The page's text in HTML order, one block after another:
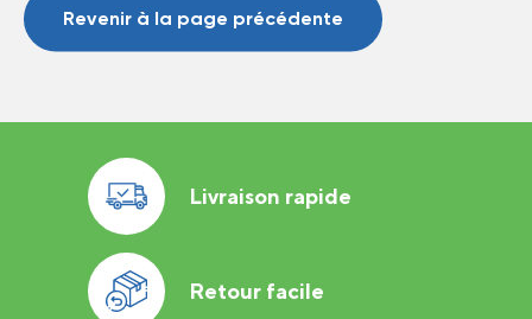
Revenir à la page précédente
Livraison rapide
Retour facile